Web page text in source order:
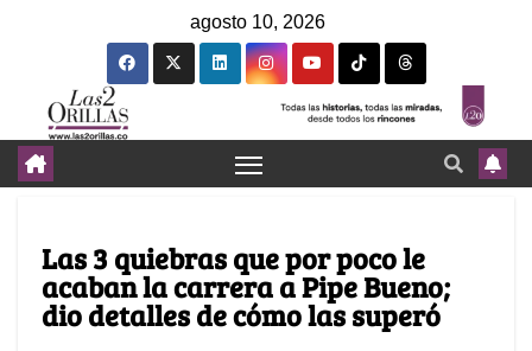
agosto 10, 2026
Las 3 quiebras que por poco le
acaban la carrera a Pipe Bueno;
dio detalles de cómo las superó